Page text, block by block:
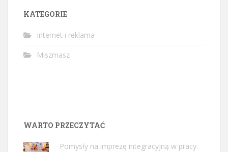
KATEGORIE
Internet i reklama
Miszmasz
WARTO PRZECZYTAĆ
Pomysły na imprezę integracyjną w pracy.